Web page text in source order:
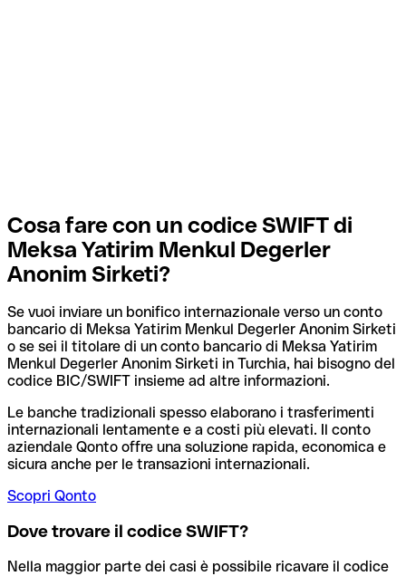
Cosa fare con un codice SWIFT di
Meksa Yatirim Menkul Degerler
Anonim Sirketi?
Se vuoi inviare un bonifico internazionale verso un conto
bancario di Meksa Yatirim Menkul Degerler Anonim Sirketi
o se sei il titolare di un conto bancario di Meksa Yatirim
Menkul Degerler Anonim Sirketi in Turchia, hai bisogno del
codice BIC/SWIFT insieme ad altre informazioni.
Le banche tradizionali spesso elaborano i trasferimenti
internazionali lentamente e a costi più elevati. Il conto
aziendale Qonto offre una soluzione rapida, economica e
sicura anche per le transazioni internazionali.
Scopri Qonto
Dove trovare il codice SWIFT?
Nella maggior parte dei casi è possibile ricavare il codice